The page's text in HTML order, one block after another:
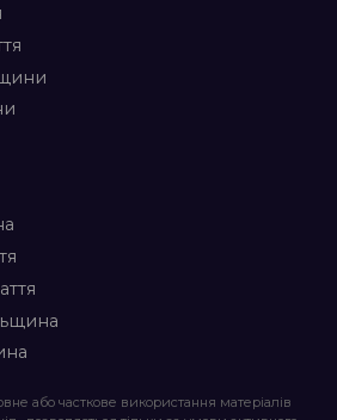
або часткове використання матеріалів